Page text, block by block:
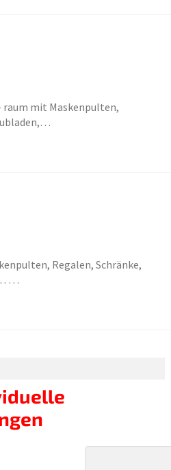
mit Maskenpulten,
Regalen, Schränke,
…